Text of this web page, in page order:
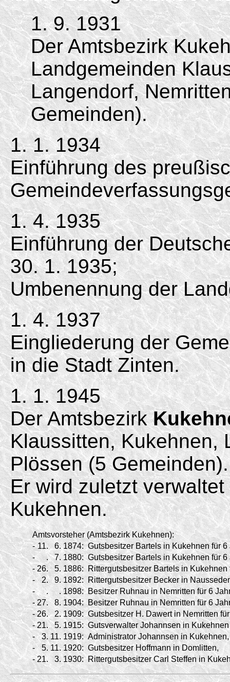
1. 9. 1931
Der Amtsbezirk
Landgemeinden
Langendorf,
Gemeinden).
1. 1. 1934
Einführung des
1. 4. 1935
Einführung der
30. 1. 1935;
Umbenennung der
1. 4. 1937
Eingliederung der
in die Stadt Zinten.
1. 1. 1945
Der Amtsbezirk
Klaussitten, Kukehnen,
Plössen (5 Gemeinden).
Er wird zuletzt
Kukehnen.
Amtsvorsteher (Amtsbezirk Kukehnen):
- 11. 6. 1874: Gutsbesitzer Bartels in Kukehnen für 6
-
. 7. 1880: Gutsbesitzer Bartels in Kukehnen für 6
- 26. 5. 1886:
Rittergutsbesitzer Bartels in Kukehnen
-
2. 9. 1892: Rittergutsbesitzer Becker in
-
. . 1898:
Besitzer Ruhnau in Nemritten für 6
- 27. 8. 1904: Besitzer Ruhnau in Nemritten für 6
- 26. 2. 1909: Gutsbesitzer H. Dawert in Nemritten
- 21. 5. 1915: Gutsverwalter Johannsen in
-
3. 11. 1919: Administrator Johannsen in Kukehnen,
-
5. 11. 1920: Gutsbesitzer Hoffmann in Domlitten,
- 21. 3. 1930: Rittergutsbesitzer Carl Steffen in